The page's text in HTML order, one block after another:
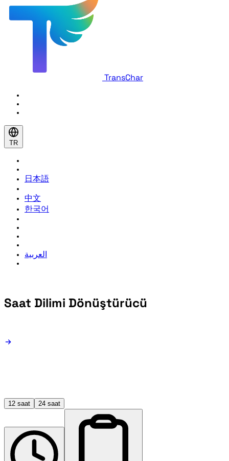
TransChar
TR
日本語
中文
한국어
العربية
Saat Dilimi Dönüştürücü
12 saat 24 saat